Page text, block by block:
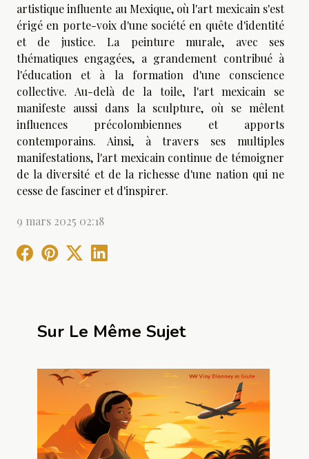
artistique influente au Mexique, où l'art mexicain s'est
érigé en porte-voix d'une société en quête d'identité
et de justice. La peinture murale, avec ses
thématiques engagées, a grandement contribué à
l'éducation et à la formation d'une conscience
collective. Au-delà de la toile, l'art mexicain se
manifeste aussi dans la sculpture, où se mêlent
influences précolombiennes et apports
contemporains. Ainsi, à travers ses multiples
manifestations, l'art mexicain continue de témoigner
de la diversité et de la richesse d'une nation qui ne
cesse de fasciner et d'inspirer.
9 mars 2025 02:18
Sur Le Même Sujet